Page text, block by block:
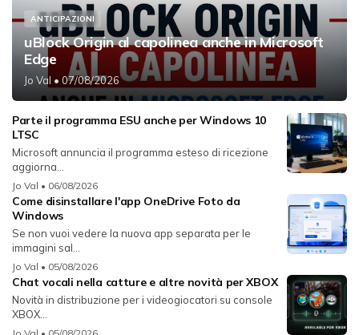
ANTICIPAZIONI
uBlock Origin al capolinea anche in Microsoft
Edge
Jo Val • 07/08/2026
Parte il programma ESU anche per Windows 10
LTSC
Microsoft annuncia il programma esteso di ricezione
aggiorna...
Jo Val • 06/08/2026
Come disinstallare l'app OneDrive Foto da
Windows
Se non vuoi vedere la nuova app separata per le
immagini sal...
Jo Val • 05/08/2026
Chat vocali nella catture e altre novità per XBOX
Novità in distribuzione per i videogiocatori su console
XBOX...